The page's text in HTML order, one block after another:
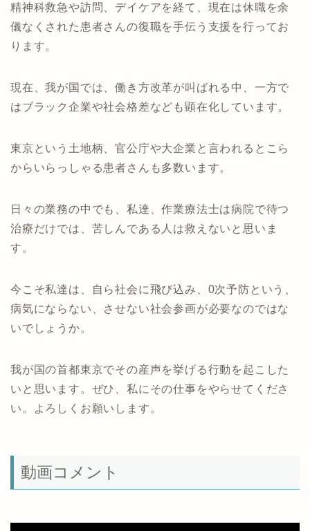
精神科救急や訪問、デイケアを経て、現在は休職を余
儀なくされた患者さんの復職を手伝う支援を行ってお
ります。
現在、我が国では、働き方改革が叫ばれる中、一方で
はブラック企業や社会格差なども顕在化しています。
東京という土地柄、官公庁や大企業と言われるとこら
からいらっしゃる患者さんも多数います。
日々の業務の中でも、私達、作業療法士は病院で待つ
治療だけでは、苦しんである人は救えないと思いま
す。
今こそ私達は、自ら社会に飛び込み、0次予防という、
病気にならない、させない社会参画が必要なのではな
いでしょうか。
我が国の首都東京でその産声を挙げる行動を起こした
いと思います。ぜひ、私にその仕事をやらせてくださ
い。よろしくお願いします。
動画コメント